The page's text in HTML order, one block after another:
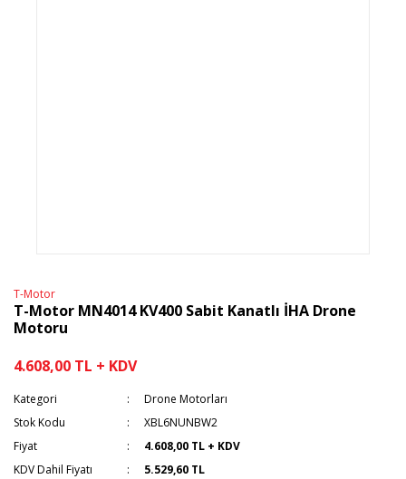
T-Motor
T-Motor MN4014 KV400 Sabit Kanatlı İHA Drone
Motoru
4.608,00 TL + KDV
Kategori
Drone Motorları
Stok Kodu
XBL6NUNBW2
Fiyat
4.608,00 TL + KDV
KDV Dahil Fiyatı
5.529,60 TL